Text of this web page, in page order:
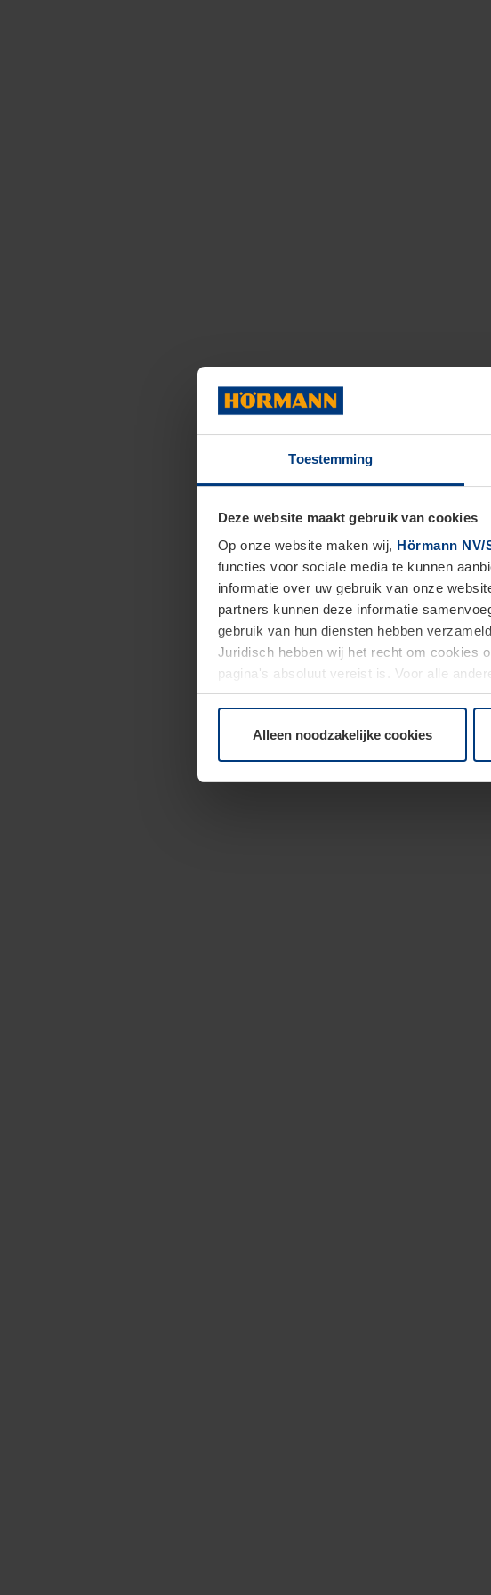
Toestemming
Deze website maakt gebruik van cookies
Op onze website maken wij, Hörmann NV/
functies voor sociale media te kunnen
informatie over uw gebruik van onze
partners kunnen deze informatie
gebruik van hun diensten hebben
Juridisch hebben wij het recht om cookies
pagina's absoluut vereist is. Voor alle
moment bij de uitleg van de cookies op
Alleen noodzakelijke cookies